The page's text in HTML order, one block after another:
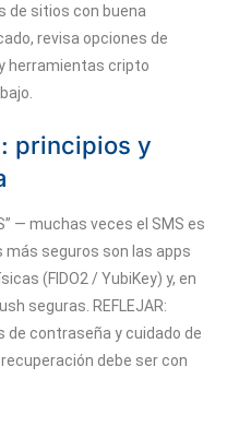
de sitios con buena
revisa opciones de
herramientas cripto
principios y
— muchas veces el SMS es
más seguros son las apps
(FIDO2 / YubiKey) y, en
seguras. REFLEJAR:
de contraseña y cuidado de
debe ser con